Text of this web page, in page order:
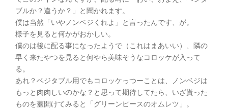
ブルか？違うか？」と聞かれます。
僕は当然「いやノンベジくれよ」と言ったんです、が。
様子を見ると何かがおかしい。
僕のは後に配る事になったようで（これはまあいい）、隣の
早く来たやつを見ると何やら美味そうなコロッケが入って
る。
あれ？ベジタブル用でもコロッケっつーことは、ノンベジは
もっと肉肉しいのかな？と思って期待してたら、いざ貰った
ものを蓋開けてみると「グリーンピースのオムレツ」。